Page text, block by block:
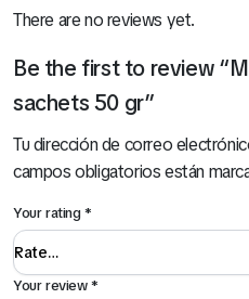
There are no reviews yet.
Be the first to review
sachets 50 gr”
Tu dirección de correo
campos obligatorios están
Your rating*
Your review*